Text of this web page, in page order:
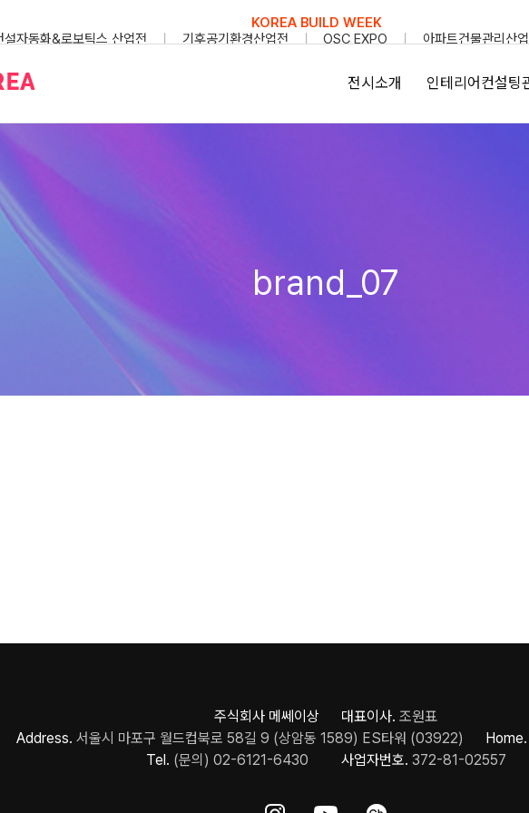
KOREA BUILD WEEK
설자동화&로보틱스 산업전 기후공기환경산업전 OSC EXPO 아파트건물관리산
전시소개 인테리어컨설팅
brand_07
주식회사 메쎄이상 대표이사. 조원표
Address. 서울시 마포구 월드컵북로 58길 9 (상암동 1589) ES타워 (03922) Home.
Tel. (문의) 02-6121-6430 사업자번호. 372-81-02557